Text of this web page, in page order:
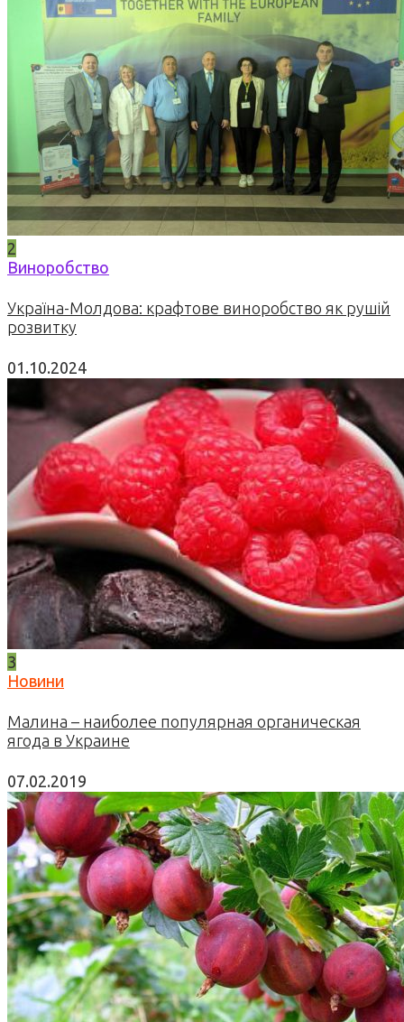
2
Виноробство
Україна-Молдова: крафтове виноробство як рушій
розвитку
01.10.2024
3
Новини
Малина – наиболее популярная органическая
ягода в Украине
07.02.2019